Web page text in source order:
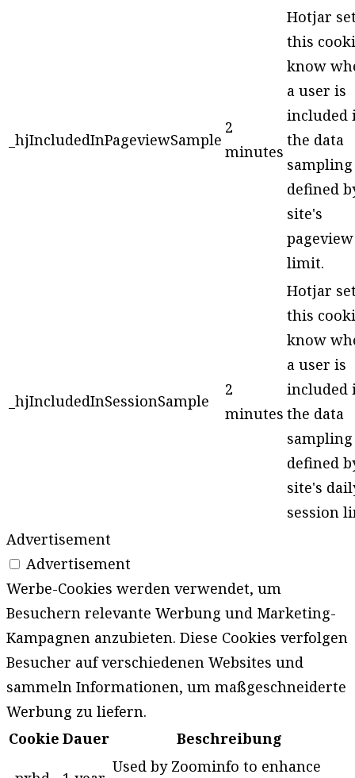
_hjIncludedInPageviewSample
2
minutes
Hotjar
this
know
a user is
included
the data
sampling
defined
site's
pageview
limit.
_hjIncludedInSessionSample
2
minutes
Hotjar
this
know
a user is
included
the data
sampling
defined
site's
session
Advertisement
Advertisement
Werbe-Cookies werden verwendet, um
Besuchern relevante Werbung und Marketing-
Kampagnen anzubieten. Diese Cookies verfolgen
Besucher auf verschiedenen Websites und
sammeln Informationen, um maßgeschneiderte
Werbung zu liefern.
Cookie Dauer Beschreibung
Used by Zoominfo to enhance